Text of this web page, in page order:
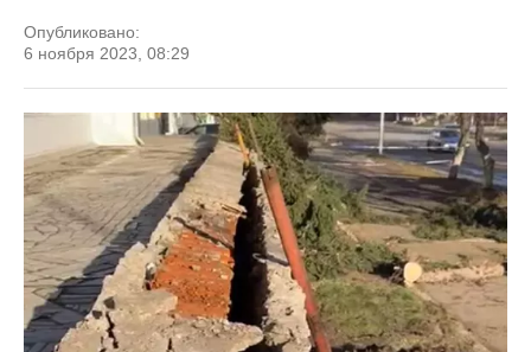
Опубликовано:
6 ноября 2023, 08:29